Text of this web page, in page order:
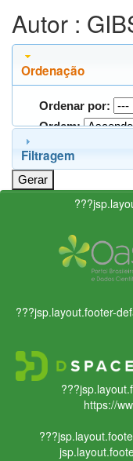
Autor :
Ordenação
Ordenar por:
Ordem:
Filtragem
???jsp.layout.footer-
https://